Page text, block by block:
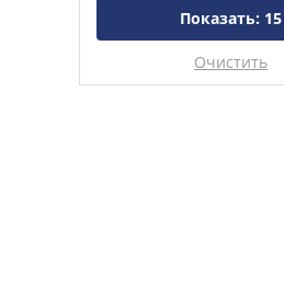
Показать: 15
Очистить